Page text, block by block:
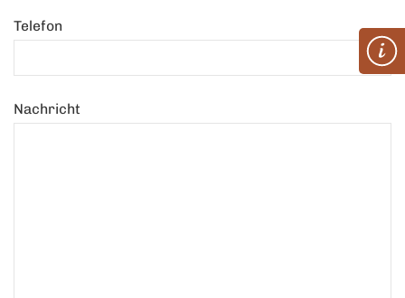
Telefon
Nachricht